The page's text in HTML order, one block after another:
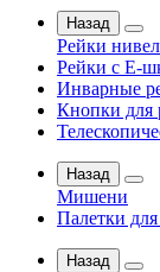
Назад
Рейки
Рейки с Е-
Инварные
Кнопки для
Назад
Мишени
Палетки
Назад